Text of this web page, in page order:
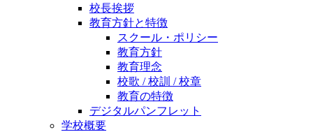
校長挨拶
教育方針と特徴
スクール・ポリシー
教育方針
教育理念
校歌 / 校訓 / 校章
教育の特徴
デジタルパンフレット
学校概要